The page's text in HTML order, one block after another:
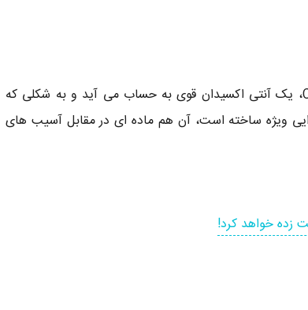
از آنجایی که کیوی خشک سرشار از ویتامین C است، ویتامین C، یک آنتی اکسیدان قوی به حساب می آید و به شکلی که
ویژه ساخته است، آن هم ماده ای در مقابل آسیب های